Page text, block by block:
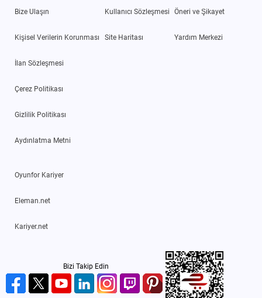
Bize Ulaşın
Kişisel Verilerin Korunması
İlan Sözleşmesi
Çerez Politikası
Gizlilik Politikası
Aydınlatma Metni
Kullanıcı Sözleşmesi
Site Haritası
Öneri ve Şikayet
Yardım Merkezi
Oyunfor Kariyer
Eleman.net
Kariyer.net
Bizi Takip Edin